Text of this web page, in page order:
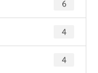
6
4
4